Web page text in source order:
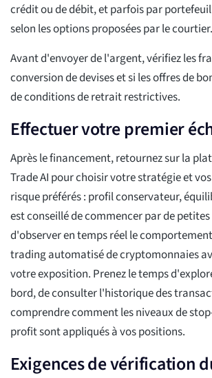
crédit ou de débit, et parfois par
selon les options proposées par le courtier.
Avant d'envoyer de l'argent, vérifiez les
conversion de devises et si les offres de
de conditions de retrait restrictives.
Effectuer votre premier
Après le financement, retournez sur la
Trade AI pour choisir votre stratégie et
risque préférés : profil conservateur,
est conseillé de commencer par de
d'observer en temps réel le
trading automatisé de cryptomonnaies
votre exposition. Prenez le temps
bord, de consulter l'historique des
comprendre comment les niveaux de
profit sont appliqués à vos positions.
Exigences de vérification